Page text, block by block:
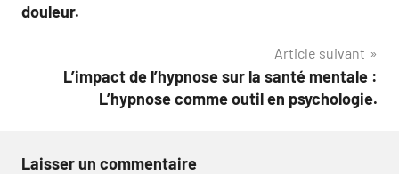
l’article
douleur.
Article suivant
L’impact de l’hypnose sur la santé mentale :
L’hypnose comme outil en psychologie.
Laisser un commentaire